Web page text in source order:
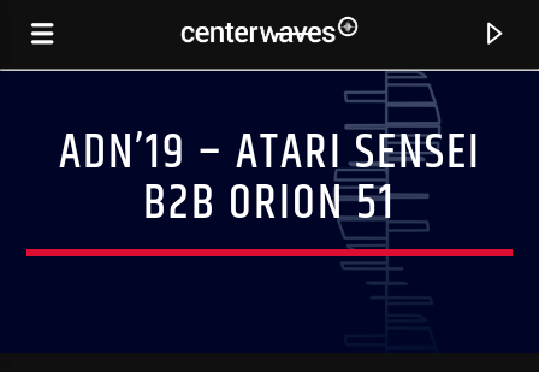
ADN’19 – ATARI SENSEI
B2B ORION 51